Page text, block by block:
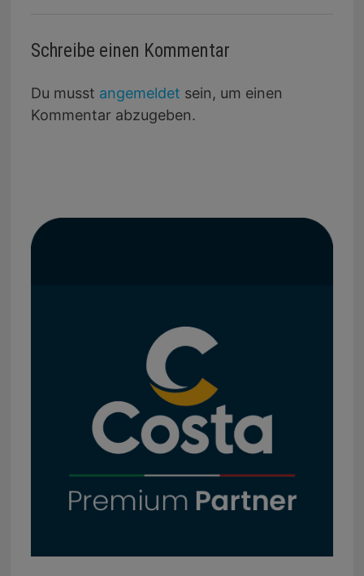
Schreibe einen Kommentar
Du musst angemeldet sein, um einen
Kommentar abzugeben.